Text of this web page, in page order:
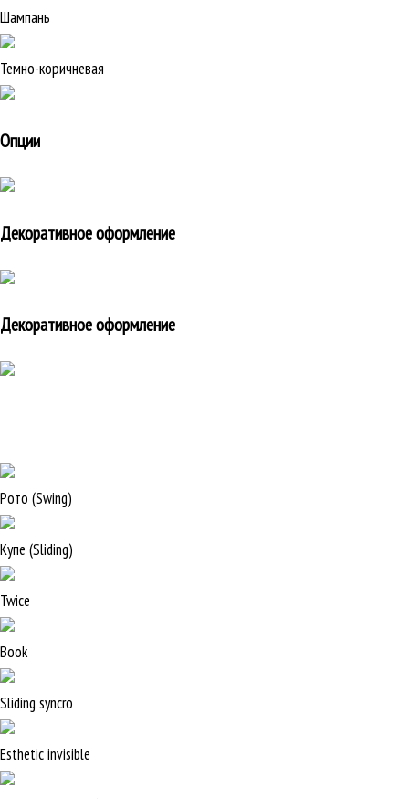
Шампань
Темно-коричневая
Опции
Декоративное оформление
Декоративное оформление
Рото (Swing)
Купе (Sliding)
Twice
Book
Sliding syncro
Esthetic invisible